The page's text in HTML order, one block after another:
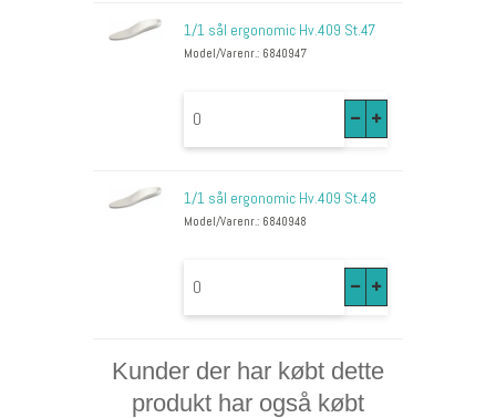
1/1 sål ergonomic Hv.409 St.47
Model/Varenr.: 6840947
1/1 sål ergonomic Hv.409 St.48
Model/Varenr.: 6840948
Kunder der har købt dette
produkt har også købt